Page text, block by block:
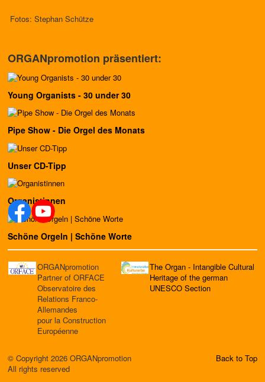
Fotos: Stephan Schütze
ORGANpromotion präsentiert:
Young Organists - 30 under 30
Pipe Show - Die Orgel des Monats
Unser CD-Tipp
Organistinnen
Schöne Orgeln | Schöne Worte
ORGANpromotion
Partner of ORFACE
Observatoire des
Relations Franco-
Allemandes
pour la Construction
Européenne
The Organ - Intangible Cultural
Heritage of the german
UNESCO Section
© Copyright 2026 ORGANpromotion
All rights reserved
Back to Top